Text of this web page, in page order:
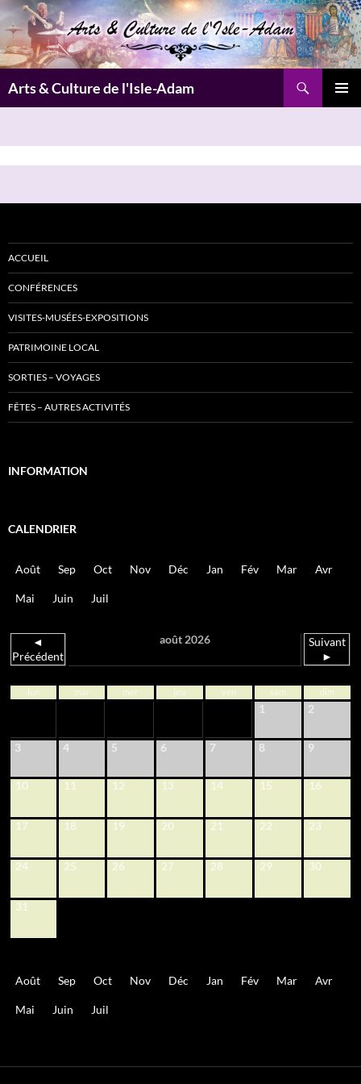
Aller
au
contenu
Arts & Culture de l'Isle-Adam
ACCUEIL
CONFÉRENCES
VISITES-MUSÉES-EXPOSITIONS
PATRIMOINE LOCAL
SORTIES – VOYAGES
FÊTES – AUTRES ACTIVITÉS
INFORMATION
CALENDRIER
Août Sep Oct Nov Déc Jan Fév Mar Avr
Mai Juin Juil
◄
Précédent
août 2026
Suivant
►
lun mar mer jeu ven sam dim
1 2
3 4 5 6 7 8 9
10 11 12 13 14 15 16
17 18 19 20 21 22 23
24 25 26 27 28 29 30
31
Août Sep Oct Nov Déc Jan Fév Mar Avr
Mai Juin Juil